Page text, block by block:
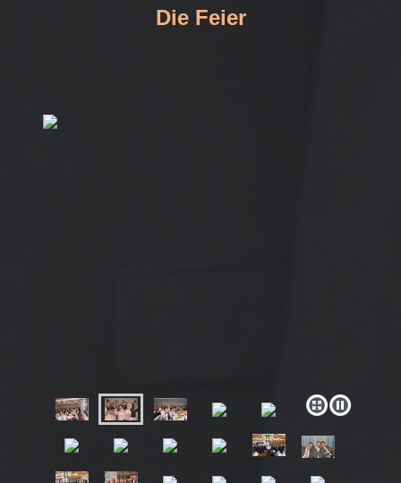
Die Feier